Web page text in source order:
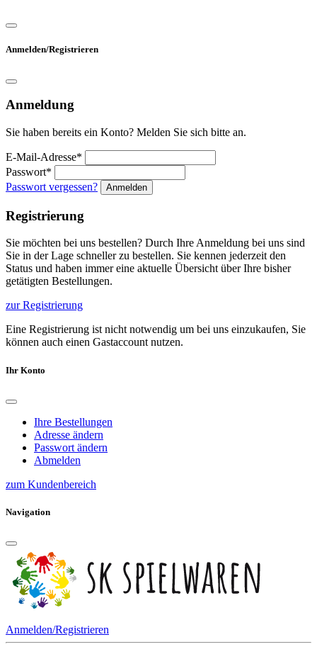
Anmelden/Registrieren
Anmeldung
Sie haben bereits ein Konto? Melden Sie sich bitte an.
E-Mail-Adresse*
Passwort*
Passwort vergessen?
Anmelden
Registrierung
Sie möchten bei uns bestellen? Durch Ihre Anmeldung bei uns sind
Sie in der Lage schneller zu bestellen. Sie kennen jederzeit den
Status und haben immer eine aktuelle Übersicht über Ihre bisher
getätigten Bestellungen.
zur Registrierung
Eine Registrierung ist nicht notwendig um bei uns einzukaufen, Sie
können auch einen Gastaccount nutzen.
Ihr Konto
Ihre Bestellungen
Adresse ändern
Passwort ändern
Abmelden
zum Kundenbereich
Navigation
Anmelden/Registrieren